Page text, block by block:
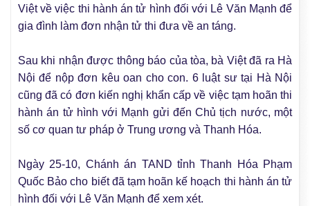
Việt về việc thi hành án tử hình đối với Lê Văn Mạnh để
gia đình làm đơn nhận tử thi đưa về an táng.
Sau khi nhận được thông báo của tòa, bà Việt đã ra Hà
Nội để nộp đơn kêu oan cho con. 6 luật sư tại Hà Nội
cũng đã có đơn kiến nghị khẩn cấp về việc tạm hoãn thi
hành án tử hình với Mạnh gửi đến Chủ tịch nước, một
số cơ quan tư pháp ở Trung ương và Thanh Hóa.
Ngày 25-10, Chánh án TAND tỉnh Thanh Hóa Phạm
Quốc Bảo cho biết đã tạm hoãn kế hoạch thi hành án tử
hình đối với Lê Văn Mạnh để xem xét.